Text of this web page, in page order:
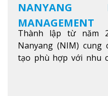
NANYANG
MANAGEMENT
Thành lập từ năm
Nanyang (NIM) cung
tạo phù hợp với nhu